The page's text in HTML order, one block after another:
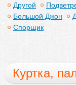
Другой
Большой Джон
Спорщик
Куртка,